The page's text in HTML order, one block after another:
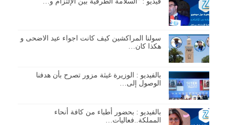
سولنا المراكشين كيف كانت اجواء عيد الاضحى و
هكذا كان…
بالفيديو : الوزيرة غيثة مزور تصرح بأن هدفنا
الوصول إلى…
بالفيديو : بحضور أطباء من كافة أنحاء
المملكة..فعاليات…